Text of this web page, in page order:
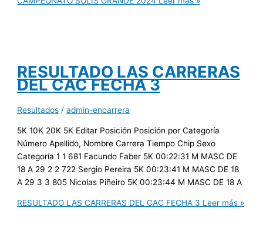
RESULTADO LAS CARRERAS
DEL CAC FECHA 3
Resultados /admin-encarrera
5K 10K 20K 5K Editar Posición Posición por Categoría
Número Apellido, Nombre Carrera Tiempo Chip Sexo
Categoría 1 1 681 Facundo Faber 5K 00:22:31 M MASC DE
18 A 29 2 2 722 Sergio Pereira 5K 00:23:41 M MASC DE 18
A 29 3 3 805 Nicolas Piñeiro 5K 00:23:44 M MASC DE 18 A
RESULTADO LAS CARRERAS DEL CAC FECHA 3 Leer más »